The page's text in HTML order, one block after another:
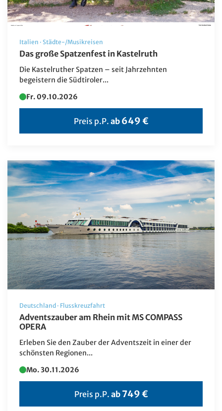
Italien · Städte-/Musikreisen
Das große Spatzenfest in Kastelruth
Die Kastelruther Spatzen – seit Jahrzehnten
begeistern die Südtiroler...
Fr. 09.10.2026
Preis p.P. ab 649 €
Deutschland · Flusskreuzfahrt
Adventszauber am Rhein mit MS COMPASS
OPERA
Erleben Sie den Zauber der Adventszeit in einer der
schönsten Regionen...
Mo. 30.11.2026
Preis p.P. ab 749 €